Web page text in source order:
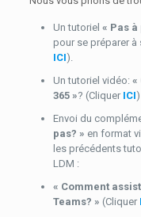
Un tutoriel « Pas
pour se préparer à
ICI).
Un tutoriel vidéo: «
365 »? (Cliquer ICI)
Envoi du
pas? » en format
les précédents
LDM :
« Comment
Teams? » (Cliquer